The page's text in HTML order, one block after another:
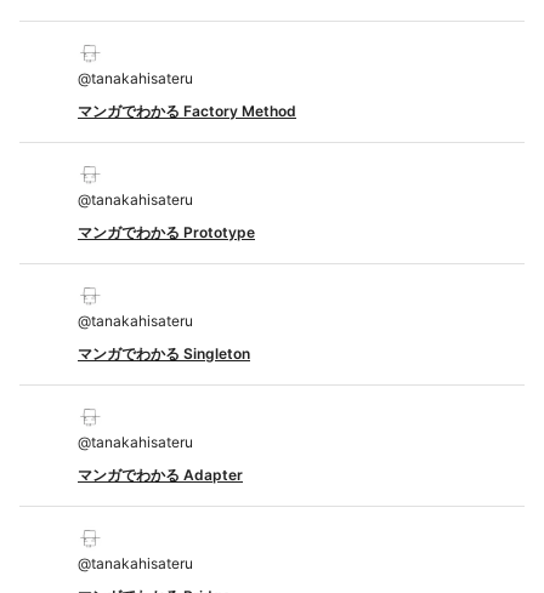
@tanakahisateru
マンガでわかる Factory Method
@tanakahisateru
マンガでわかる Prototype
@tanakahisateru
マンガでわかる Singleton
@tanakahisateru
マンガでわかる Adapter
@tanakahisateru